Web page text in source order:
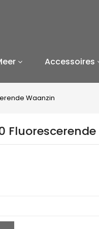
Accessoires
Waanzin